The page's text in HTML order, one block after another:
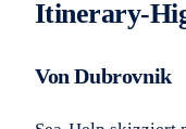
Itinerary-
Von Dubrovnik